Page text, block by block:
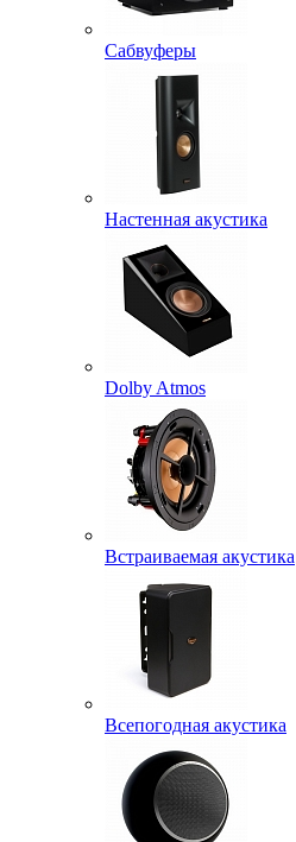
Сабвуферы
Настенная акустика
Dolby Atmos
Встраиваемая акустика
Всепогодная акустика